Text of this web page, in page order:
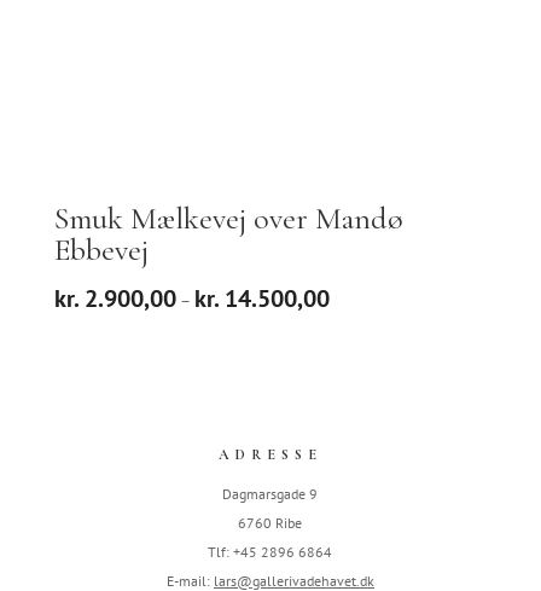
Smuk Mælkevej over Mandø
Ebbevej
kr.2.900,00 – kr.14.500,00Prisinterval:
ADRESSE
Dagmarsgade 9
6760 Ribe
Tlf: +45 2896 6864
E-mail: lars@gallerivadehavet.dk